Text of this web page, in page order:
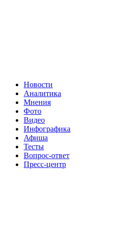
Новости
Аналитика
Мнения
Фото
Видео
Инфографика
Афиша
Тесты
Вопрос-ответ
Пресс-центр